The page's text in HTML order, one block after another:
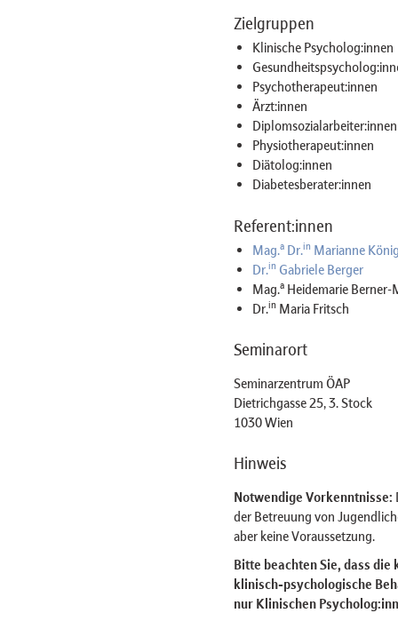
Zielgruppen
Klinische Psycholog:innen
Psychotherapeut:innen
Ärzt:innen
Diplomsozialarbeiter:innen
Physiotherapeut:innen
Diätolog:innen
Diabetesberater:innen
Referent:innen
Mag.aDr.in Marianne
Dr.in Gabriele Berger
Mag.aHeidemarie Berner-
Dr.inMaria Fritsch
Seminarort
Seminarzentrum ÖAP
Dietrichgasse 25, 3. Stock
1030 Wien
Hinweis
Notwendige Vorkenntnisse:
der Betreuung von
aber keine Voraussetzung.
Bitte beachten Sie, dass
klinisch-psychologische
nur Klinischen